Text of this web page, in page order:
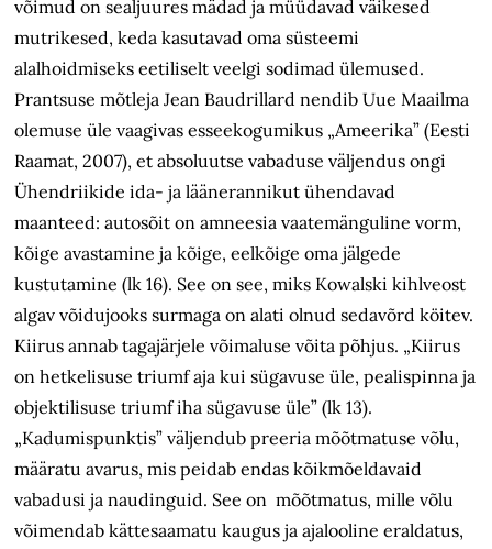
võimud on sealjuures mädad ja müüdavad väikesed
mutrikesed, keda kasutavad oma süsteemi
alalhoidmiseks eetiliselt veelgi sodimad ülemused.
Prantsuse mõtleja Jean Baudrillard nendib Uue Maailma
olemuse üle vaagivas esseekogumikus „Ameerika” (Eesti
Raamat, 2007), et absoluutse vabaduse väljendus ongi
Ühendriikide ida- ja läänerannikut ühendavad
maanteed: autosõit on amneesia vaatemänguline vorm,
kõige avastamine ja kõige, eelkõige oma jälgede
kustutamine (lk 16). See on see, miks Kowalski kihlveost
algav võidujooks surmaga on alati olnud sedavõrd köitev.
Kiirus annab tagajärjele võimaluse võita põhjus. „Kiirus
on hetkelisuse triumf aja kui sügavuse üle, pealispinna ja
objektilisuse triumf iha sügavuse üle” (lk 13).
„Kadumispunktis” väljendub preeria mõõtmatuse võlu,
määratu avarus, mis peidab endas kõikmõeldavaid
vabadusi ja naudinguid. See on mõõtmatus, mille võlu
võimendab kättesaamatu kaugus ja ajalooline eraldatus,